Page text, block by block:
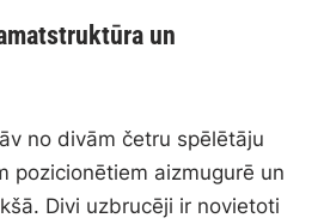
un
no divām četru spēlētāju
pozicionētiem aizmugurē un
Divi uzbrucēji ir novietoti